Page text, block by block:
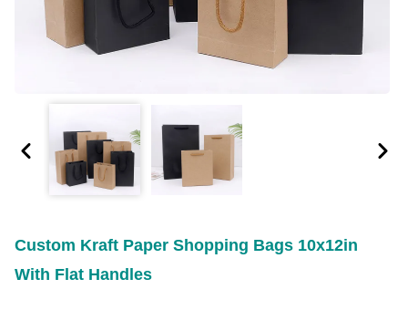
Custom Kraft Paper Shopping Bags 10x12in
With Flat Handles